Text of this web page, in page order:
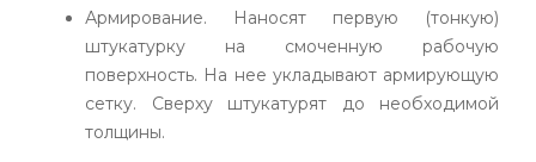
Армирование. Наносят первую (тонкую)
штукатурку на смоченную рабочую
поверхность. На нее укладывают армирующую
сетку. Сверху штукатурят до необходимой
толщины.